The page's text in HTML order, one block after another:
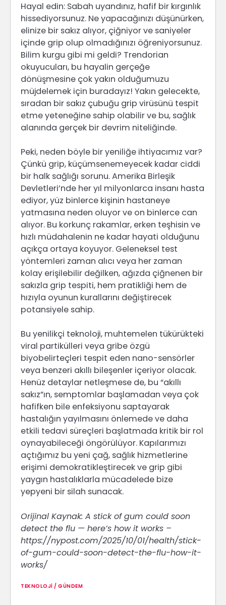
Hayal edin: Sabah uyandınız, hafif bir kırgınlık
hissediyorsunuz. Ne yapacağınızı düşünürken,
elinize bir sakız alıyor, çiğniyor ve saniyeler
içinde grip olup olmadığınızı öğreniyorsunuz.
Bilim kurgu gibi mi geldi? Trendorian
okuyucuları, bu hayalin gerçeğe
dönüşmesine çok yakın olduğumuzu
müjdelemek için buradayız! Yakın gelecekte,
sıradan bir sakız çubuğu grip virüsünü tespit
etme yeteneğine sahip olabilir ve bu, sağlık
alanında gerçek bir devrim niteliğinde.
Peki, neden böyle bir yeniliğe ihtiyacımız var?
Çünkü grip, küçümsenemeyecek kadar ciddi
bir halk sağlığı sorunu. Amerika Birleşik
Devletleri’nde her yıl milyonlarca insanı hasta
ediyor, yüz binlerce kişinin hastaneye
yatmasına neden oluyor ve on binlerce can
alıyor. Bu korkunç rakamlar, erken teşhisin ve
hızlı müdahalenin ne kadar hayati olduğunu
açıkça ortaya koyuyor. Geleneksel test
yöntemleri zaman alıcı veya her zaman
kolay erişilebilir değilken, ağızda çiğnenen bir
sakızla grip tespiti, hem pratikliği hem de
hızıyla oyunun kurallarını değiştirecek
potansiyele sahip.
Bu yenilikçi teknoloji, muhtemelen tükürükteki
viral partikülleri veya gribe özgü
biyobelirteçleri tespit eden nano-sensörler
veya benzeri akıllı bileşenler içeriyor olacak.
Henüz detaylar netleşmese de, bu “akıllı
sakız”ın, semptomlar başlamadan veya çok
hafifken bile enfeksiyonu saptayarak
hastalığın yayılmasını önlemede ve daha
etkili tedavi süreçleri başlatmada kritik bir rol
oynayabileceği öngörülüyor. Kapılarımızı
açtığımız bu yeni çağ, sağlık hizmetlerine
erişimi demokratikleştirecek ve grip gibi
yaygın hastalıklarla mücadelede bize
yepyeni bir silah sunacak.
Orijinal Kaynak: A stick of gum could soon
detect the flu — here’s how it works –
https://nypost.com/2025/10/01/health/stick-
of-gum-could-soon-detect-the-flu-how-it-
works/
TEKNOLOJI / GÜNDEM